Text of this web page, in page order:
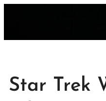
Star Trek